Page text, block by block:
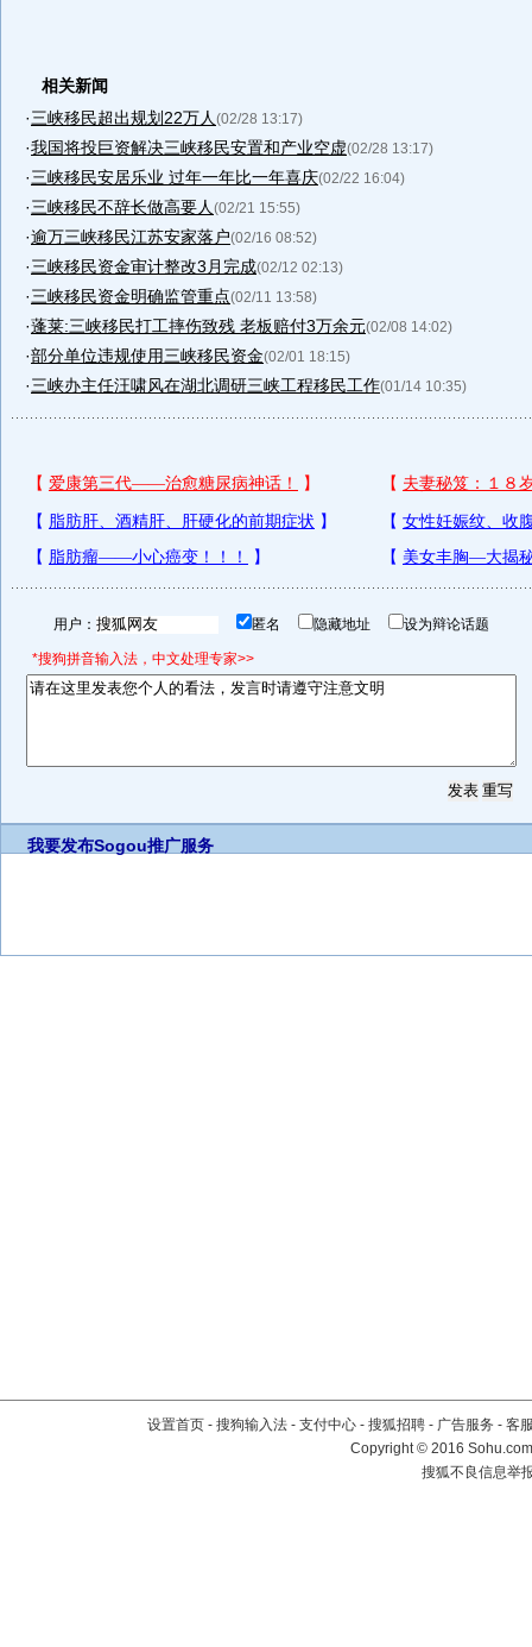
相关新闻
·三峡移民超出规划22万人 (02/28 13:17)
·我国将投巨资解决三峡移民安置和产业空虚(02/28 13:17)
·三峡移民安居乐业 过年一年比一年喜庆(02/22 16:04)
·三峡移民不辞长做高要人 (02/21 15:55)
·逾万三峡移民江苏安家落户(02/16 08:52)
·三峡移民资金审计整改3月完成(02/12 02:13)
·三峡移民资金明确监管重点(02/11 13:58)
·蓬莱:三峡移民打工摔伤致残 老板赔付3万余元(02/08 14:02)
·部分单位违规使用三峡移民资金(02/01 18:15)
·三峡办主任汪啸风在湖北调研三峡工程移民工作(01/14 10:35)
用户： 匿名 隐藏地址 设为辩论话题
*搜狗拼音输入法，中文处理专家>>
我要发布Sogou推广服务
设置首页 - 搜狗输入法 - 支付中心 - 搜狐招聘 - 广告服务 - 客
Copyright©2016
搜狐不良信息举